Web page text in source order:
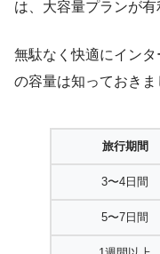
は、大容量プランが有
無駄なく快適にイン
の容量は知っておきま
旅行期間
3〜4日間
5〜7日間